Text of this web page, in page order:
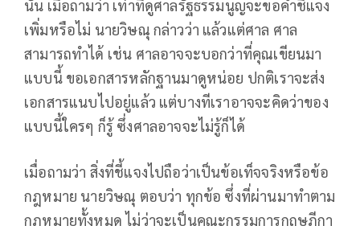
นั้น เมื่อถามว่า เท่าที่ดูศาลรัฐธรรมนูญจะขอคำชี้แจง
เพิ่มหรือไม่ นายวิษณุ กล่าวว่า แล้วแต่ศาล ศาล
สามารถทำได้ เช่น ศาลอาจจะบอกว่าที่คุณเขียนมา
แบบนี้ ขอเอกสารหลักฐานมาดูหน่อย ปกติเราจะส่ง
เอกสารแนบไปอยู่แล้ว แต่บางทีเราอาจจะคิดว่าของ
แบบนี้ใครๆ ก็รู้ ซึ่งศาลอาจจะไม่รู้ก็ได้
เมื่อถามว่า สิ่งที่ชี้แจงไปถือว่าเป็นข้อเท็จจริงหรือข้อ
กฎหมาย นายวิษณุ ตอบว่า ทุกข้อ ซึ่งที่ผ่านมาทำตาม
กฎหมายทั้งหมด ไม่ว่าจะเป็นคณะกรรมการกฤษฎีกา